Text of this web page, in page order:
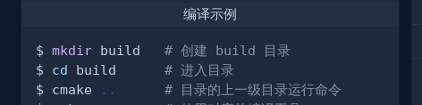
编译示例
$ mkdir build # 创建 build 目录
$ cd build # 进入目录
$ cmake
..
# 目录的上一级目录运行命令